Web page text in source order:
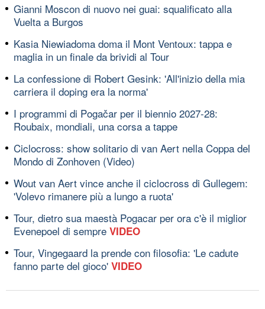
Gianni Moscon di nuovo nei guai: squalificato alla
Vuelta a Burgos
Kasia Niewiadoma doma il Mont Ventoux: tappa e
maglia in un finale da brividi al Tour
La confessione di Robert Gesink: 'All'inizio della mia
carriera il doping era la norma'
I programmi di Pogačar per il biennio 2027-28:
Roubaix, mondiali, una corsa a tappe
Ciclocross: show solitario di van Aert nella Coppa del
Mondo di Zonhoven (Video)
Wout van Aert vince anche il ciclocross di Gullegem:
'Volevo rimanere più a lungo a ruota'
Tour, dietro sua maestà Pogacar per ora c'è il miglior
Evenepoel di sempre VIDEO
Tour, Vingegaard la prende con filosofia: 'Le cadute
fanno parte del gioco' VIDEO